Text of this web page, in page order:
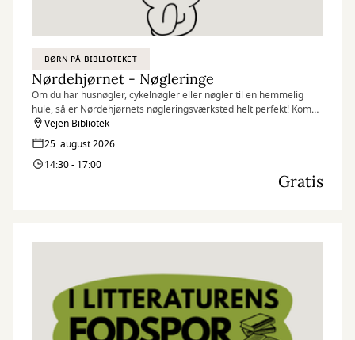
BØRN PÅ BIBLIOTEKET
Nørdehjørnet - Nøgleringe
Om du har husnøgler, cykelnøgler eller nøgler til en hemmelig
hule, så er Nørdehjørnets nøgleringsværksted helt perfekt! Kom
og lav en unik nøglering – til dig selv eller én du holder af.
Nørdehjørnet er vores tilbud til dig, der elsker at udfordre din
kreativitet og nysgerrighed. Vi kombinerer nye og genbrugte
materialer med vores egne idéer og skaber skøre, vilde og
Vejen Bibliotek
25. august 2026
14:30 - 17:00
Gratis